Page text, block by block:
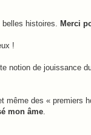
belles histoires. Merci
!
notion de jouissance
même des « premiers
mon âme.